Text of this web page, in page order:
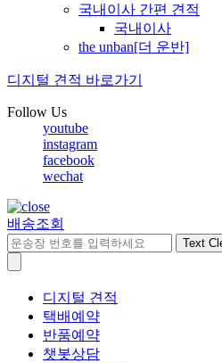
국내이사 간편 견적
국내이사
the unban[더 운반]
디지털 견적 바로가기
Follow Us
youtube
instagram
facebook
wechat
배송조회
Text
디지털 견적
택배예약
반품예약
챗봇상담